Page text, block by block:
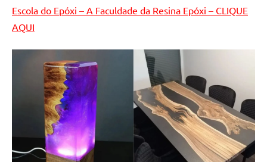
Escola do Epóxi – A Faculdade da Resina Epóxi – CLIQUE
AQUI